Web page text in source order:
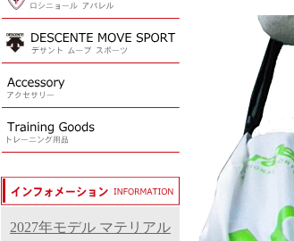
2027年モデル マテリアル